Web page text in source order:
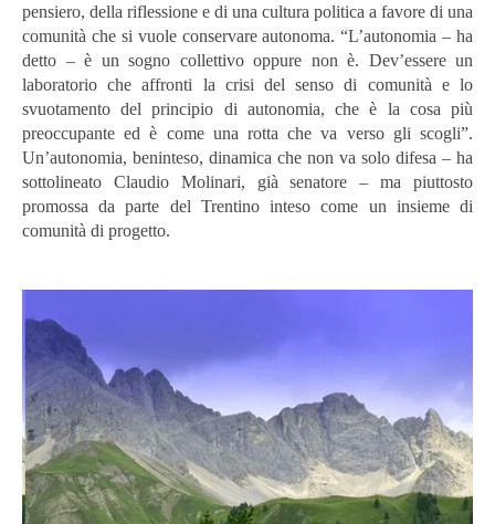
pensiero, della riflessione e di una cultura politica a favore di una
comunità che si vuole conservare autonoma. “L’autonomia – ha
detto – è un sogno collettivo oppure non è. Dev’essere un
laboratorio che affronti la crisi del senso di comunità e lo
svuotamento del principio di autonomia, che è la cosa più
preoccupante ed è come una rotta che va verso gli scogli”.
Un’autonomia, beninteso, dinamica che non va solo difesa – ha
sottolineato Claudio Molinari, già senatore – ma piuttosto
promossa da parte del Trentino inteso come un insieme di
comunità di progetto.